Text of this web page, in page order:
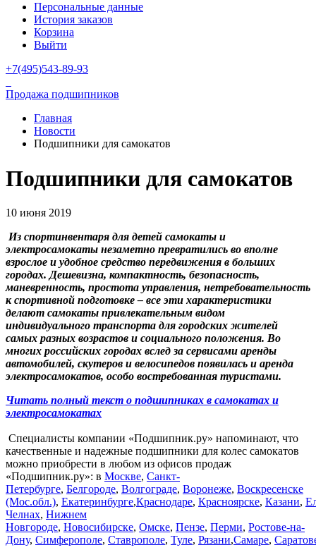
Персональные данные
История заказов
Корзина
Выйти
+7(495)543-89-93
Продажа подшипников
Главная
Новости
Подшипники для самокатов
Подшипники для самокатов
10 июня 2019
Из спортинвентаря для детей самокаты и
электросамокаты незаметно превратились во вполне
взрослое и удобное средство передвижения в больших
городах. Дешевизна, компактность, безопасность,
маневренность, простота управления, нетребовательность
к спортивной подготовке – все эти характеристики
делают самокаты привлекательным видом
индивидуального транспорта для городских жителей
самых разных возрастов и социального положения. Во
многих российских городах вслед за сервисами аренды
автомобилей, скутеров и велосипедов появилась и аренда
электросамокатов, особо востребованная туристами.
Читать полный текст о подшипниках в самокатах и
электросамокатах
Специалисты компании «Подшипник.ру» напоминают, что
качественные и надежные подшипники для колес самокатов
можно приобрести в любом из офисов продаж
«Подшипник.ру»: в Москве, Санкт-
Петербургe, Белгороде, Волгограде, Воронеже, Воскресенске
(Мос.обл.), Екатеринбурге,Краснодаре, Красноярске, Казани,
Челнах, Нижнем
Новгороде, Новосибирске, Омске, Пензе, Перми, Ростове-на-
Дону, Симферополе, Ставрополе, Туле, Рязани,Самаре,